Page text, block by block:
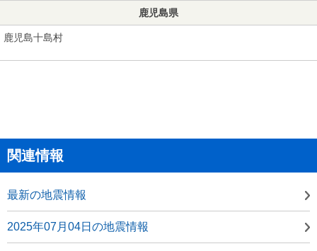
鹿児島県
鹿児島十島村
関連情報
最新の地震情報
2025年07月04日の地震情報